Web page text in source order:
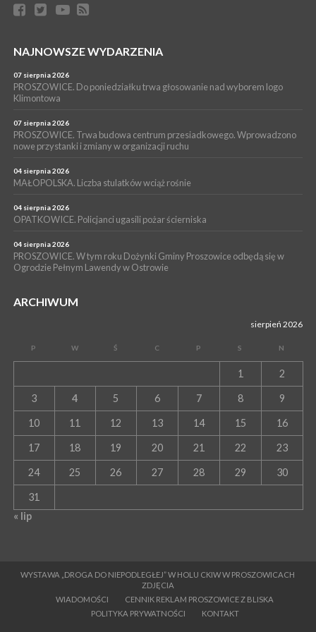
bezpłatne warsztaty realizowane w ramach unijnego projektu
[ZDJĘCIA]
16 lipca 2026
Pałecznicy będą obsługiwani w Proszowicach
WYDARZENIA
PROSZOWICE. W parku Warsztaty Edukacyjno-Przyrodnicze
NOC CIEM
15 lipca 2026
PROSZOWICE. Już za tydzień kolejne zajęcia z cyklu „Wakacyjne
NAJNOWSZE WYDARZENIA
07 sierpnia 2026
PROSZOWICE. Do poniedziałku trwa głosowanie nad wyborem logo
Klimontowa
07 sierpnia 2026
PROSZOWICE. Trwa budowa centrum przesiadkowego. Wprowadzono
nowe przystanki i zmiany w organizacji ruchu
04 sierpnia 2026
MAŁOPOLSKA. Liczba stulatków wciąż rośnie
04 sierpnia 2026
OPATKOWICE. Policjanci ugasili pożar ścierniska
04 sierpnia 2026
PROSZOWICE. W tym roku Dożynki Gminy Proszowice odbędą się w
Ogrodzie Pełnym Lawendy w Ostrowie
ARCHIWUM
sierpień 2026
P W Ś C P S N
1 2
3 4 5 6 7 8 9
10 11 12 13 14 15 16
17 18 19 20 21 22 23
24 25 26 27 28 29 30
31
« lip
WYSTAWA „DROGA DO NIEPODLEGŁEJ” W HOLU CKIW W PROSZOWICACH
ZDJĘCIA
WIADOMOŚCI
CENNIK REKLAM PROSZOWICE Z BLISKA
POLITYKA PRYWATNOŚCI
KONTAKT